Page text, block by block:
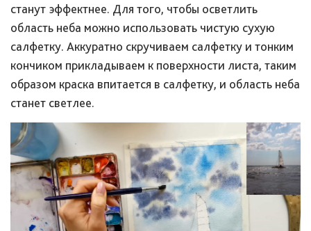
станут эффектнее. Для того, чтобы осветлить
область неба можно использовать чистую сухую
салфетку. Аккуратно скручиваем салфетку и тонким
кончиком прикладываем к поверхности листа, таким
образом краска впитается в салфетку, и область неба
станет светлее.